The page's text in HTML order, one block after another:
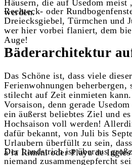
Häusern, die auf Usedom meist
werden.
Rechteck- oder
Dreiecksgiebel, Türmchen und
wer hier vorbei flaniert, dem
Auge!
Bäderarchitektur
Das Schöne ist, dass viele
Ferienwohnungen beherbergen,
stilecht auf Zeit einmieten
Vorsaison, denn gerade
ein äußerst beliebtes Ziel und
Hochsaison voll werden!
dafür bekannt, von Juli bis
Urlaubern überfüllt zu sein,
á la Rimini oder Playa de
Der Landstrich ist überaus
niemand zusammengepfercht